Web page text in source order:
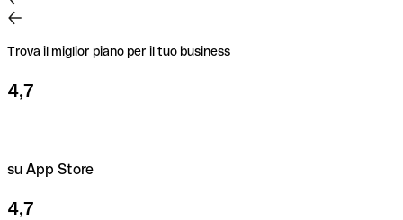
Trova il miglior piano per il tuo business
4,7
su App Store
4,7